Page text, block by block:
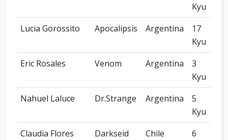
Kyu
Lucia Gorossito
Apocalipsis Argentina
17
Kyu
Eric Rosales
Venom Argentina
3
Kyu
Nahuel Laluce
Dr.Strange Argentina
5
Kyu
Claudia Flores
Darkseid Chile
6